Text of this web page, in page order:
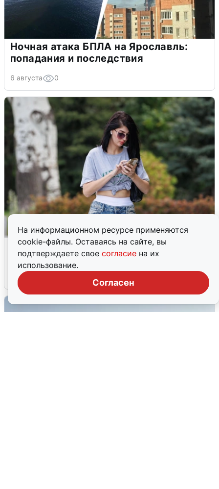
На информационном ресурсе применяются
cookie-файлы. Оставаясь на сайте, вы
подтверждаете свое согласие на их
использование.
Согласен
Ночная атака БПЛА на Ярославль:
попадания и последствия
6 августа 0
Волгоградцы остались без
мобильного интернета
6 августа